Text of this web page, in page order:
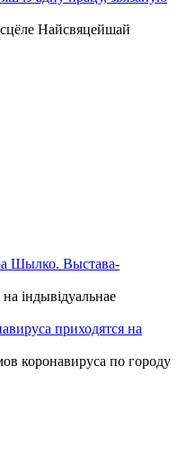
Найсвяцейшай
Шылко. Выстава-
індывідуальнае
приходятся на
коронавируса по городу